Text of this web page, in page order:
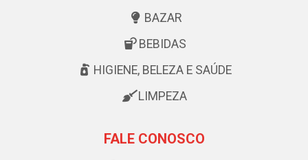
BAZAR
BEBIDAS
HIGIENE, BELEZA E SAÚDE
LIMPEZA
FALE CONOSCO